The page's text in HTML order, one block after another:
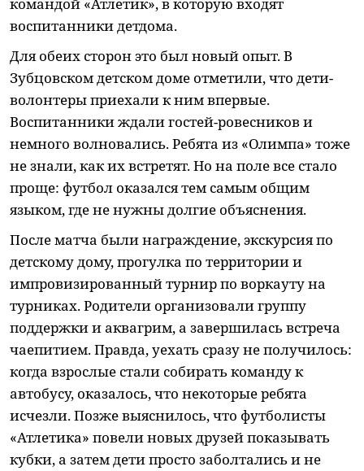
воспитанники детдома.
Для обеих сторон это был новый опыт. В
Зубцовском детском доме отметили, что дети-
волонтеры приехали к ним впервые.
Воспитанники ждали гостей-ровесников и
немного волновались. Ребята из «Олимпа» тоже
не знали, как их встретят. Но на поле все стало
проще: футбол оказался тем самым общим
языком, где не нужны долгие объяснения.
После матча были награждение, экскурсия по
детскому дому, прогулка по территории и
импровизированный турнир по воркауту на
турниках. Родители организовали группу
поддержки и аквагрим, а завершилась встреча
чаепитием. Правда, уехать сразу не получилось:
когда взрослые стали собирать команду к
автобусу, оказалось, что некоторые ребята
исчезли. Позже выяснилось, что футболисты
«Атлетика» повели новых друзей показывать
кубки, а затем дети просто заболтались и не